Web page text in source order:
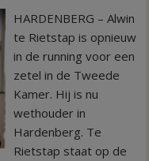
HARDENBERG – Alwin
te Rietstap is opnieuw
in de running voor een
zetel in de Tweede
Kamer. Hij is nu
wethouder in
Hardenberg. Te
Rietstap staat op de